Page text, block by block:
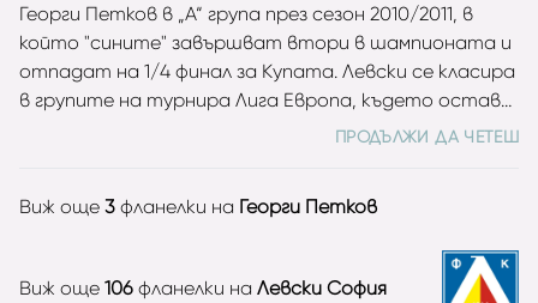
Георги Петков в „А“ група през сезон 2010/2011, в
който "сините" завършват втори в шампионата и
отпадат на 1/4 финал за Купата. Левски се класира
в групите на турнира Лига Европа, където остава
на точка от второто място и отпада от
сметката си във всички турнири. Петков е четири
носител на Купата на България (2002, 2003, 2007).
ПРОДЪЛЖИ ДА ЧЕТЕШ
Виж още 3 фланелки на Георги Петков
Виж още 106 фланелки на Левски София